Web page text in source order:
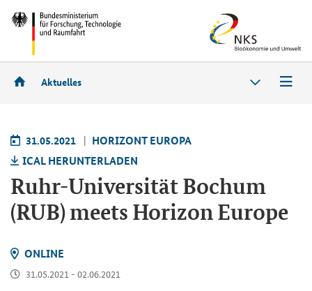
Aktuelles
31.05.2021
HO­RI­ZONT EU­RO­PA
ICAL HER­UN­TER­LA­DEN
Ruhr-​Universität Bo­chum
(RUB) meets Ho­ri­zon Eu­ro­pe
ON­LINE
31.05.2021 - 02.06.2021